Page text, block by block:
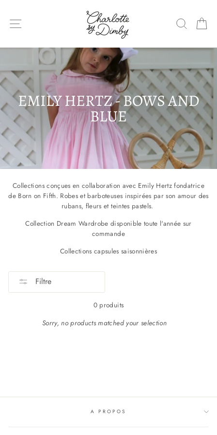
contenu
NAVIGATION DU SITE
EMILY HERTZ - BOWS AND
BLUE
Collections conçues en collaboration avec Emily Hertz fondatrice
de Born on Fifth. Robes et barboteuses inspirées par son amour des
rubans, fleurs et teintes pastels.
Collection Dream Wardrobe disponible toute l'année sur
commande
Collections capsules saisonnières
Filtre
0 produits
Sorry, no products matched your selection
A PROPOS